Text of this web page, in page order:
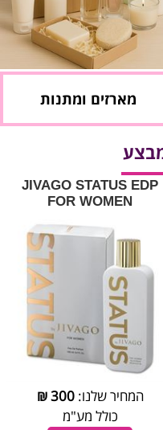
מארזים ומתנות
JIVAGO STATUS EDP
FOR WOMEN
המחיר שלנו:300
₪
כולל מע"מ